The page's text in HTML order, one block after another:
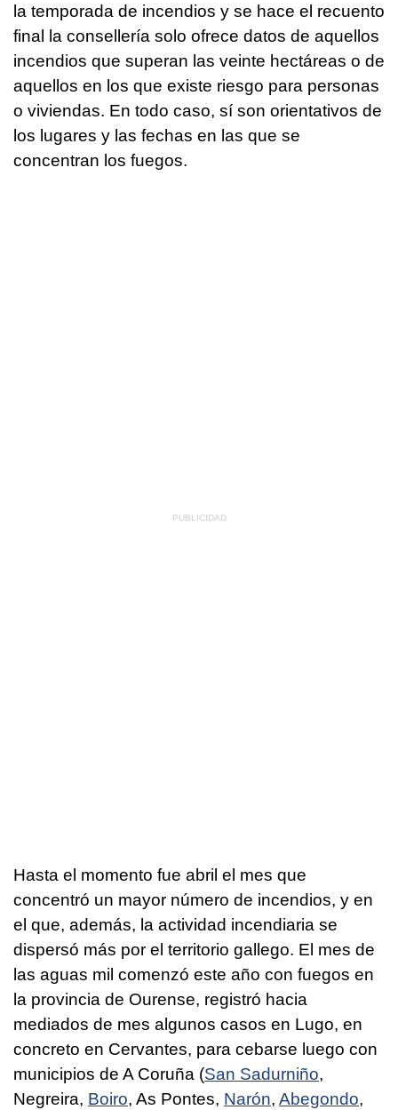
la temporada de incendios y se hace el recuento
final la consellería solo ofrece datos de aquellos
incendios que superan las veinte hectáreas o de
aquellos en los que existe riesgo para personas
o viviendas. En todo caso, sí son orientativos de
los lugares y las fechas en las que se
concentran los fuegos.
Hasta el momento fue abril el mes que
concentró un mayor número de incendios, y en
el que, además, la actividad incendiaria se
dispersó más por el territorio gallego. El mes de
las aguas mil comenzó este año con fuegos en
la provincia de Ourense, registró hacia
mediados de mes algunos casos en Lugo, en
concreto en Cervantes, para cebarse luego con
municipios de A Coruña (San Sadurniño,
Negreira, Boiro, As Pontes, Narón, Abegondo,